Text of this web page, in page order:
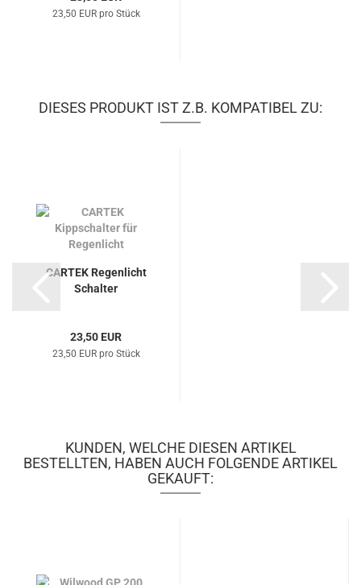
23,50 EUR pro Stück
DIESES PRODUKT IST Z.B. KOMPATIBEL ZU:
CARTEK Regenlicht
Schalter
23,50 EUR
23,50 EUR pro Stück
KUNDEN, WELCHE DIESEN ARTIKEL
BESTELLTEN, HABEN AUCH FOLGENDE ARTIKEL
GEKAUFT: